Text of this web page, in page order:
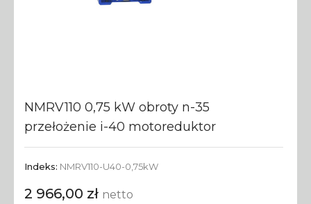
NMRV110 0,75 kW obroty n-35
przełożenie i-40 motoreduktor
Indeks: NMRV110-U40-0,75kW
2 966,00 zł netto